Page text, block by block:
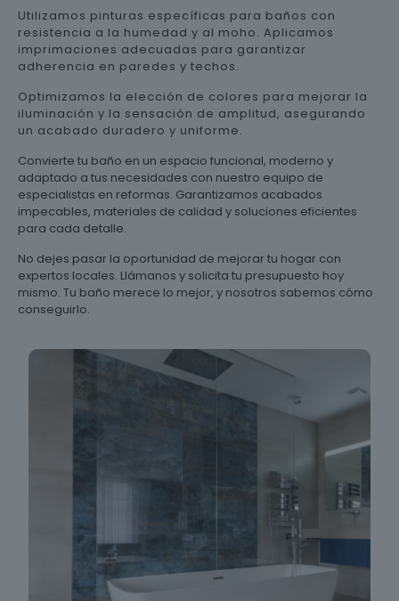
Utilizamos pinturas específicas para baños con
resistencia a la humedad y al moho. Aplicamos
imprimaciones adecuadas para garantizar
adherencia en paredes y techos.
Optimizamos la elección de colores para mejorar la
iluminación y la sensación de amplitud, asegurando
un acabado duradero y uniforme.
Convierte tu baño en un espacio funcional, moderno y
adaptado a tus necesidades con nuestro equipo de
especialistas en reformas. Garantizamos acabados
impecables, materiales de calidad y soluciones eficientes
para cada detalle.
No dejes pasar la oportunidad de mejorar tu hogar con
expertos locales. Llámanos y solicita tu presupuesto hoy
mismo. Tu baño merece lo mejor, y nosotros sabemos cómo
conseguirlo.